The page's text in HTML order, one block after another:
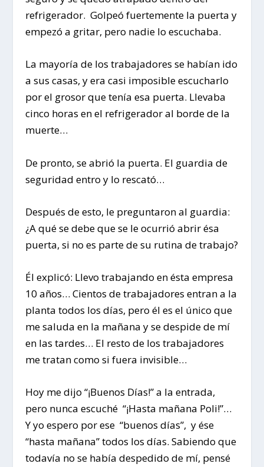
refrigerador. Golpeó fuertemente la puerta y
empezó a gritar, pero nadie lo escuchaba.
La mayoría de los trabajadores se habían ido
a sus casas, y era casi imposible escucharlo
por el grosor que tenía esa puerta. Llevaba
cinco horas en el refrigerador al borde de la
muerte…
De pronto, se abrió la puerta. El guardia de
seguridad entro y lo rescató…
Después de esto, le preguntaron al guardia:
¿A qué se debe que se le ocurrió abrir ésa
puerta, si no es parte de su rutina de trabajo?
Él explicó: Llevo trabajando en ésta empresa
10 años… Cientos de trabajadores entran a la
planta todos los días, pero él es el único que
me saluda en la mañana y se despide de mí
en las tardes… El resto de los trabajadores
me tratan como si fuera invisible…
Hoy me dijo “¡Buenos Días!” a la entrada,
pero nunca escuché “¡Hasta mañana Poli!”…
Y yo espero por ese “buenos días”, y ése
“hasta mañana” todos los días. Sabiendo que
todavía no se había despedido de mí, pensé